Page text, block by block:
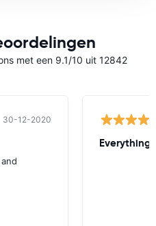
met een 9.1/10 uit 12842
30-12-2020
Everything